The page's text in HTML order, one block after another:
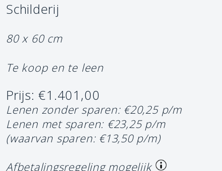
Schilderij
80 x 60 cm
Te koop en te leen
Prijs: €1.401,00
Lenen zonder sparen: €20,25 p/m
Lenen met sparen: €23,25 p/m
(waarvan sparen: €13,50 p/m)
Afbetalingsregeling mogelijk